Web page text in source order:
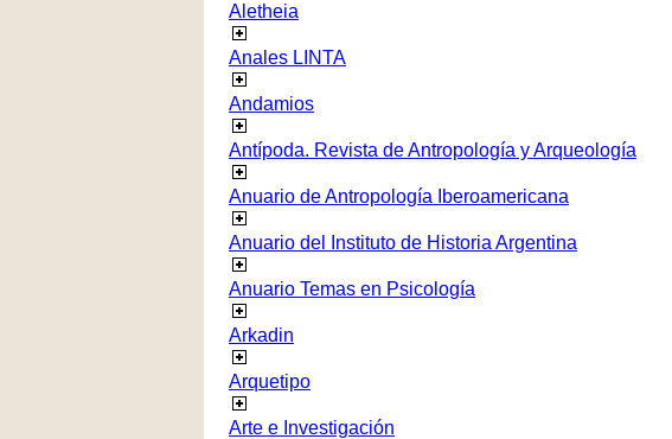
Aletheia
Anales LINTA
Andamios
Antípoda. Revista de Antropología y Arqueología
Anuario de Antropología Iberoamericana
Anuario del Instituto de Historia Argentina
Anuario Temas en Psicología
Arkadin
Arquetipo
Arte e Investigación